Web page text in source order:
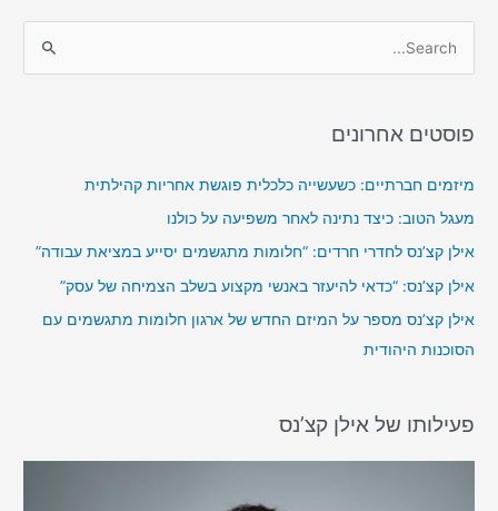
r
o
r
:
פוסטים אחרונים
מיזמים חברתיים: כשעשייה כלכלית פוגשת אחריות קהילתית
מעגל הטוב: כיצד נתינה לאחר משפיעה על כולנו
אילן קצ’נס לחדרי חרדים: “חלומות מתגשמים יסייע במציאת עבודה”
אילן קצ’נס: “כדאי להיעזר באנשי מקצוע בשלב הצמיחה של עסק”
אילן קצ’נס מספר על המיזם החדש של ארגון חלומות מתגשמים עם
הסוכנות היהודית
פעילותו של אילן קצ’נס